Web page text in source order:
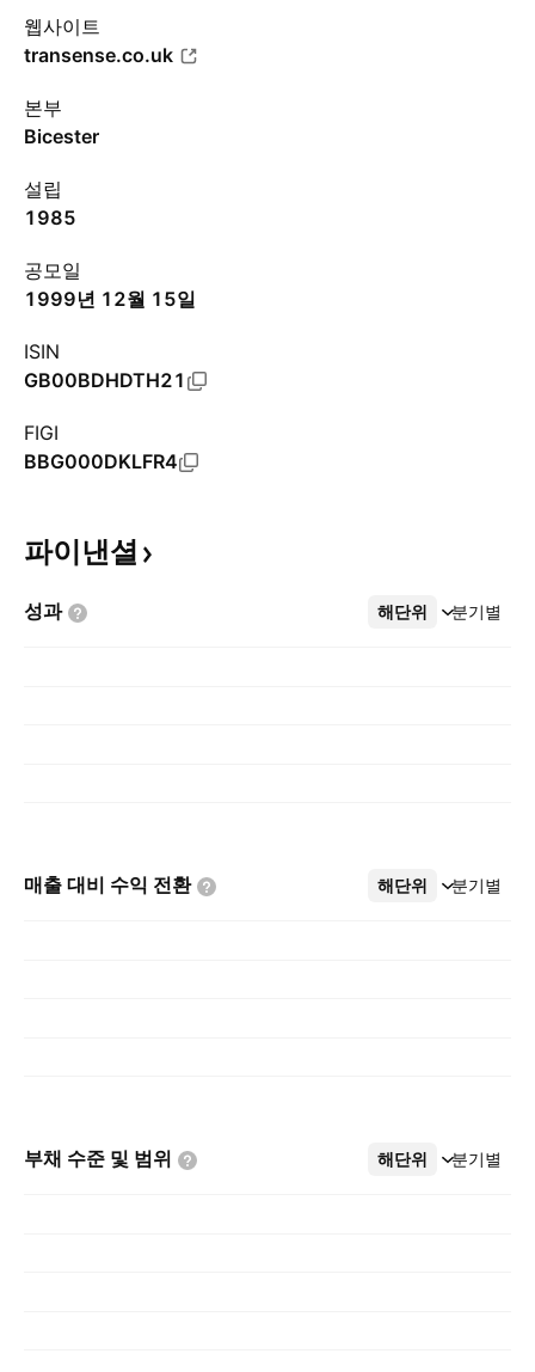
웹사이트
transense.co.uk
본부
Bicester
설립
1985
공모일
1999년 12월 15일
ISIN
GB00BDHDTH21
FIGI
BBG000DKLFR4
파이낸셜
성과 해단위 분기별
더보기
매출 대비 수익 전환 해단위 분기별
더보기
부채 수준 및 범위 해단위 분기별
더보기